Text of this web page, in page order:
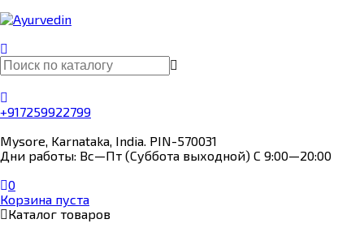
+917259922799
Mysore, Karnataka, India. PIN-570031
Дни работы: Вс—Пт (Суббота выходной) С 9:00—20:00
0
Корзина пуста
Каталог товаров